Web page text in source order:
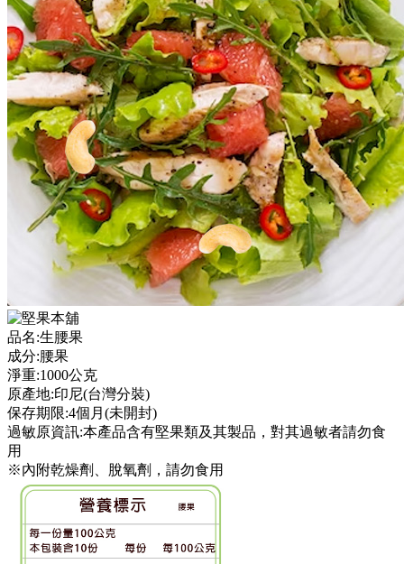
品名:生腰果
成分:腰果
淨重:1000公克
原產地:印尼(台灣分裝)
保存期限:4個月(未開封)
過敏原資訊:本產品含有堅果類及其製品，對其過敏者請勿食
用
※內附乾燥劑、脫氧劑，請勿食用